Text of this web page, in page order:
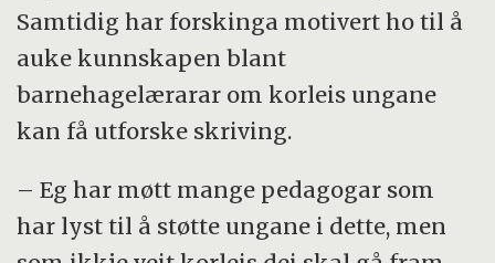
Samtidig har forskinga motivert ho til å
auke kunnskapen blant
barnehagelærarar om korleis ungane
kan få utforske skriving.
– Eg har møtt mange pedagogar som
har lyst til å støtte ungane i dette, men